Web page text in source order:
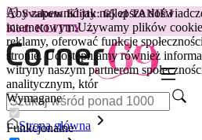
Aby zapewnić jak najlepsze
internetowym.Używamy plików
reklamy, oferować funkcje
stronie. Udostępniamy również
witryny naszym partnerom
analitycznym, któr
Wymagane
Funkcjonalne
😽Svakom Klitty: 65 zł TANIEJ
Kod: KLITTY →
Strona główna